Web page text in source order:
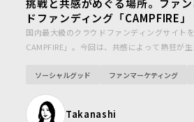
挑戦と共感がめぐる場所。ファ
ドファンディング「CAMPFIRE」
国内最大級のクラウドファンディングサイト
CAMPFIRE」。今回は、共感によって熱狂が
ソーシャルグッド ファンマーケティング
Takanashi